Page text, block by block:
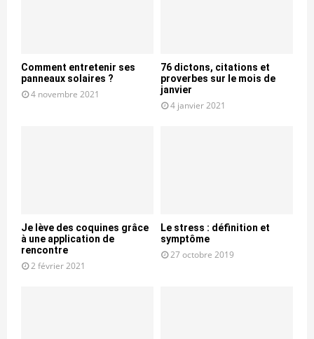
Comment entretenir ses
panneaux solaires ?
4 novembre 2021
76 dictons, citations et
proverbes sur le mois de
janvier
4 janvier 2021
Je lève des coquines grâce
à une application de
rencontre
2 février 2021
Le stress : définition et
symptôme
27 octobre 2019